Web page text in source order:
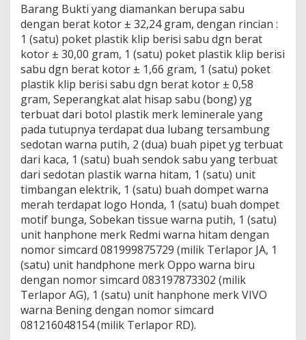
n
k
a
n
T
i
g
a
W
r
g
a
D
a
s
u
k
D
e
n
g
a
n
B
B
3
Barang Bukti yang diamankan berupa sabu
dengan berat kotor ± 32,24 gram, dengan rincian :
1 (satu) poket plastik klip berisi sabu dgn berat
kotor ± 30,00 gram, 1 (satu) poket plastik klip berisi
sabu dgn berat kotor ± 1,66 gram, 1 (satu) poket
plastik klip berisi sabu dgn berat kotor ± 0,58
gram, Seperangkat alat hisap sabu (bong) yg
terbuat dari botol plastik merk leminerale yang
pada tutupnya terdapat dua lubang tersambung
sedotan warna putih, 2 (dua) buah pipet yg terbuat
dari kaca, 1 (satu) buah sendok sabu yang terbuat
dari sedotan plastik warna hitam, 1 (satu) unit
timbangan elektrik, 1 (satu) buah dompet warna
merah terdapat logo Honda, 1 (satu) buah dompet
motif bunga, Sobekan tissue warna putih, 1 (satu)
unit hanphone merk Redmi warna hitam dengan
nomor simcard 081999875729 (milik Terlapor JA, 1
(satu) unit handphone merk Oppo warna biru
dengan nomor simcard 083197873302 (milik
Terlapor AG), 1 (satu) unit hanphone merk VIVO
warna Bening dengan nomor simcard
081216048154 (milik Terlapor RD).